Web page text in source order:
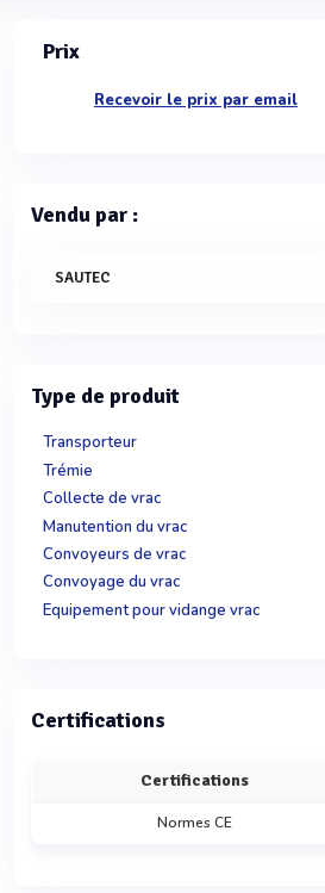
Prix
Recevoir le prix par email
Vendu par :
SAUTEC
Type de produit
Transporteur
Trémie
Collecte de vrac
Manutention du vrac
Convoyeurs de vrac
Convoyage du vrac
Equipement pour vidange vrac
Certifications
Certifications
Normes CE